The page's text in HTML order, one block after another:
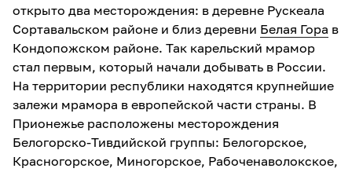
открыто два месторождения: в деревне Рускеала
Сортавальском районе и близ деревни Белая Гора в
Кондопожском районе. Так карельский мрамор
стал первым, который начали добывать в России.
На территории республики находятся крупнейшие
залежи мрамора в европейской части страны. В
Прионежье расположены месторождения
Белогорско-Тивдийской группы: Белогорское,
Красногорское, Миногорское, Рабоченаволокское,